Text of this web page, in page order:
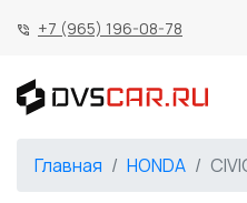
+7 (965) 196-08-78
Главная HONDA